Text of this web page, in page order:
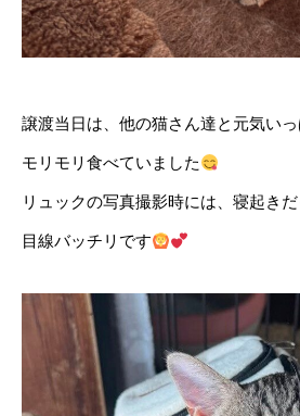
譲渡当日は、他の猫さん達と元気い
モリモリ食べていました
リュックの写真撮影時には、寝起き
目線バッチリです